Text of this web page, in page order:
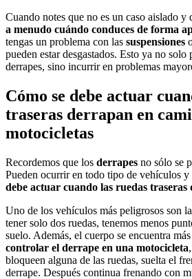
Cuando notes que no es un caso aislado y
a menudo cuándo conduces de forma
tengas un problema con las suspensiones
pueden estar desgastados. Esto ya no solo
derrapes, sino incurrir en problemas
Cómo se debe actuar
traseras derrapan en
motocicletas
Recordemos que los derrapes no sólo se
Pueden ocurrir en todo tipo de vehículos y
debe actuar cuando las ruedas
Uno de los vehículos más peligrosos son
tener solo dos ruedas, tenemos menos
suelo. Además, el cuerpo se encuentra
controlar el derrape en una motocicleta
bloqueen alguna de las ruedas, suelta el
derrape. Después continua frenando con